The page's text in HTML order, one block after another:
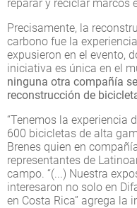
reparar y reciclar marcos
Precisamente, la
carbono fue la
expusieron en el evento,
iniciativa es única en el
ninguna otra compañía
reconstrucción de
“Tenemos la experiencia
600 bicicletas de alta
Brenes quien en
representantes de
campo. “(...) Nuestra
interesaron no solo en
en Costa Rica” agrega la